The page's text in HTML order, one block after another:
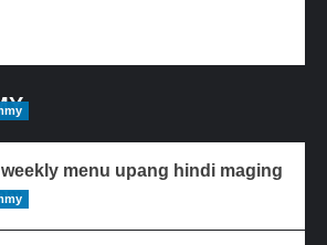
menu upang hindi maging